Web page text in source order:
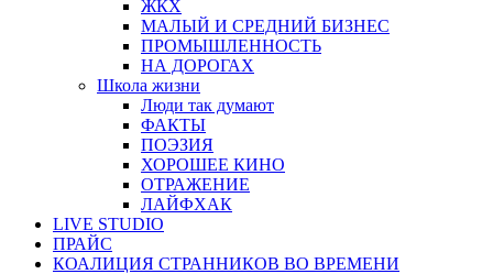
ЖКХ
МАЛЫЙ И СРЕДНИЙ БИЗНЕС
ПРОМЫШЛЕННОСТЬ
НА ДОРОГАХ
Школа жизни
Люди так думают
ФАКТЫ
ПОЭЗИЯ
ХОРОШЕЕ КИНО
ОТРАЖЕНИЕ
ЛАЙФХАК
LIVE STUDIO
ПРАЙС
КОАЛИЦИЯ СТРАННИКОВ ВО ВРЕМЕНИ